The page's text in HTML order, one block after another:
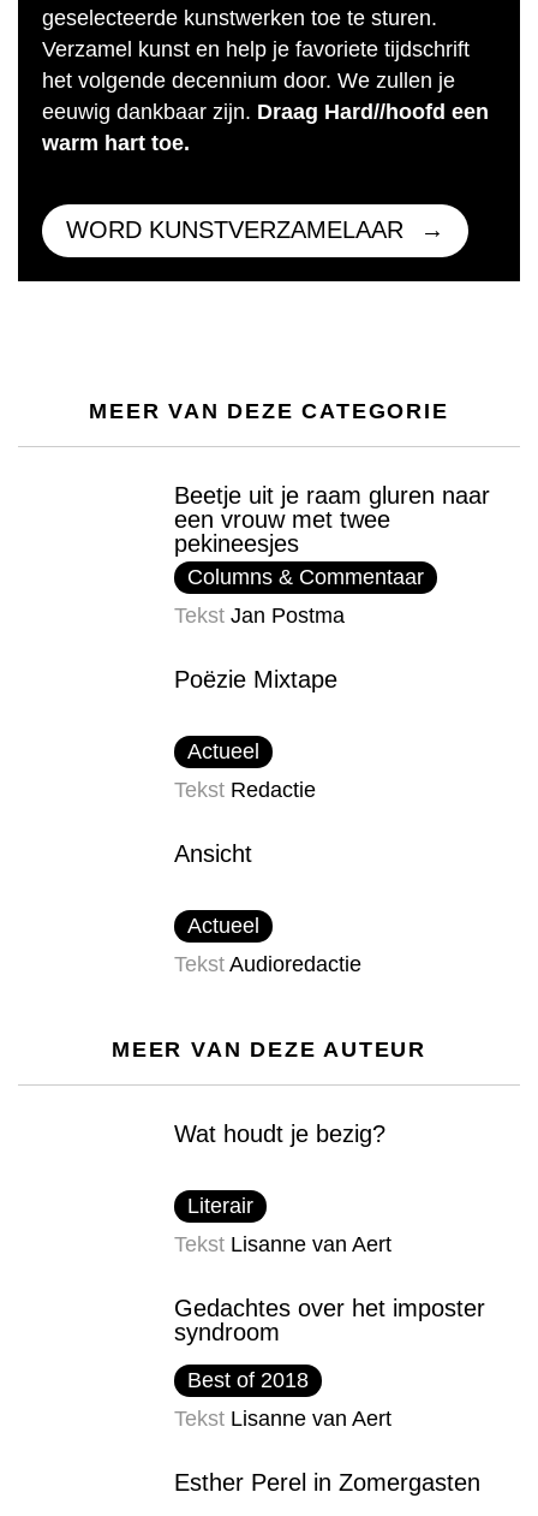
geselecteerde kunstwerken toe te sturen.
Verzamel kunst en help je favoriete tijdschrift
het volgende decennium door. We zullen je
eeuwig dankbaar zijn. Draag Hard//hoofd een
warm hart toe.
WORD KUNSTVERZAMELAAR
MEER VAN DEZE CATEGORIE
Beetje uit je raam gluren naar
een vrouw met twee
pekineesjes
Columns & Commentaar
Tekst Jan Postma
Poëzie Mixtape
Actueel
Tekst Redactie
Ansicht
Actueel
Tekst Audioredactie
MEER VAN DEZE AUTEUR
Wat houdt je bezig?
Literair
Tekst Lisanne van Aert
Gedachtes over het imposter​
syndroom
Best of 2018
Tekst Lisanne van Aert
Esther Perel in Zomergasten